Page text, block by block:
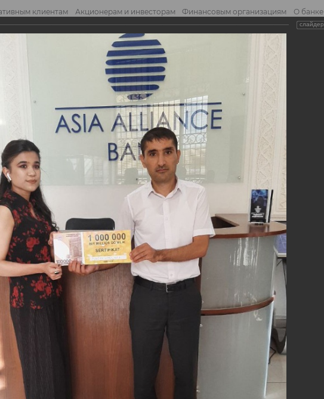
клиентам Акционерам и инвесторам Финансовым организациям О банке
розыгрыша призов Акции, пров...
розыгрыша
совместно
совместно с «MasterCard».
слайдер